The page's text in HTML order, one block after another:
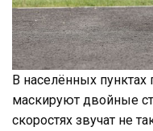
В населённых
маскируют двойные
скоростях звучат не